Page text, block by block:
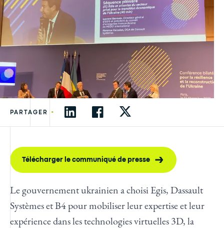
PARTAGER •
Télécharger le communiqué de presse
Le gouvernement ukrainien a choisi Egis, Dassault
Systèmes et B4 pour mobiliser leur expertise et leur
expérience dans les technologies virtuelles 3D, la